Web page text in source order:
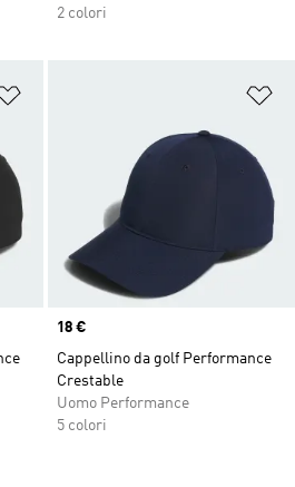
2 colori
Aggiungi alla lista dei desideri
Price
18 €
Cappellino da golf Performance
Crestable
Uomo Performance
5 colori